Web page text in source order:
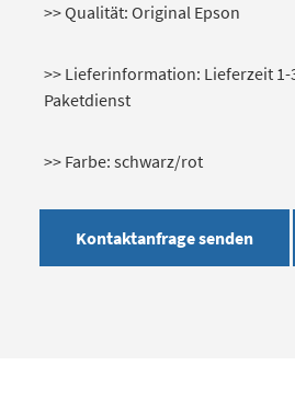
>> Qualität: Original Epson
>> Lieferinformation: Lieferzeit 1-
Paketdienst
>> Farbe: schwarz/rot
Kontaktanfrage senden